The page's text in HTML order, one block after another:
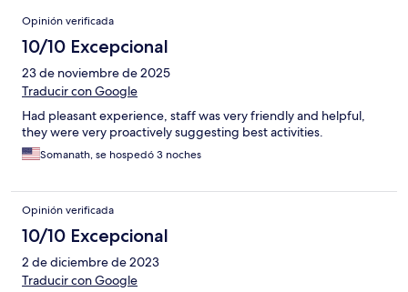
Opiniones
Opinión verificada
10/10 Excepcional
23 de noviembre de 2025
Traducir con Google
Had pleasant experience, staff was very friendly and helpful,
they were very proactively suggesting best activities.
Somanath, se hospedó 3 noches
Opinión verificada
10/10 Excepcional
2 de diciembre de 2023
Traducir con Google